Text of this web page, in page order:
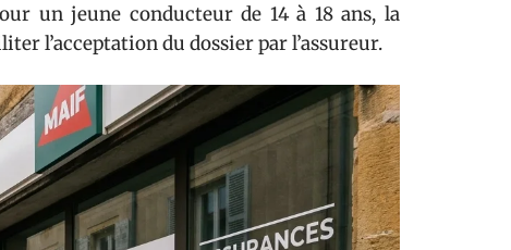
un jeune conducteur de 14 à 18 ans, la
l’acceptation du dossier par l’assureur.